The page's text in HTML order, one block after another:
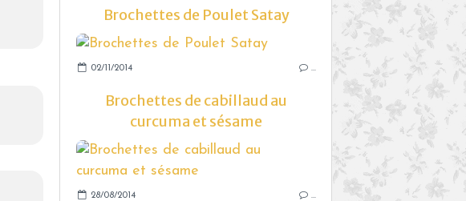
Brochettes de Poulet Satay
02/11/2014 …
Brochettes de cabillaud au
curcuma et sésame
28/08/2014 …